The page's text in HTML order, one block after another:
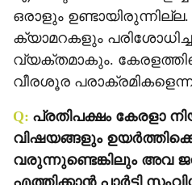
ഒരാളും
ക്യാമറകളും
വ്യക്തമാകും.
വീരശൂര
Q: പ്രതിപക്ഷം കേരളാ
വിഷയങ്ങളും
വരുന്നുണ്ടെങ്കിലും അവ
എത്തിക്കാന്‍ പാര്‍ട്ടി